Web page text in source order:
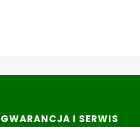
GWARANCJA I SERWIS